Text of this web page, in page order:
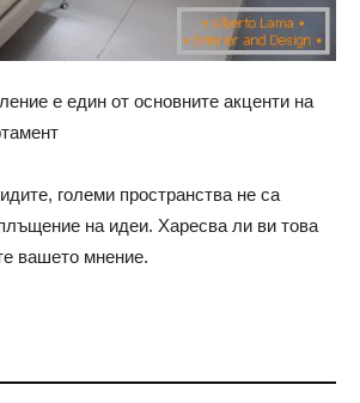
е един от основните акценти на
големи пространства не са
на идеи. Харесва ли ви това
вашето мнение.